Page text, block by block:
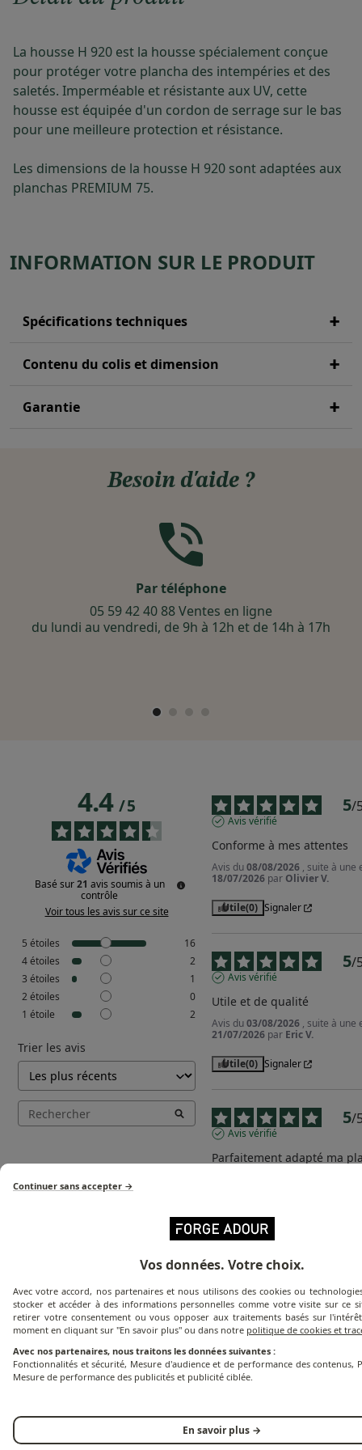
La housse H 920 est la housse spécialement conçue
pour protéger votre plancha des intempéries et des
saletés. Imperméable et résistante aux UV, cette
housse est équipée d'un cordon de serrage sur le bas
pour une meilleure protection et résistance.
Les dimensions de la housse H 920 sont adaptées aux
planchas PREMIUM 75.
INFORMATION SUR LE PRODUIT
Spécifications techniques
Contenu du colis et dimension
Garantie
Besoin d'aide ?
Par téléphone
05 59 42 40 88 Ventes en ligne
du lundi au vendredi, de 9h à 12h et de 14h à 17h
4.4/5
Basé sur21 avis soumis à un
contrôle
Voir tous les avis sur ce site
5 étoiles
16
4étoiles
2
3 étoiles
1
2 étoiles
0
1 étoile 2
Trier les avis
5/
Avis vérifié
Conforme à mes attentes
Avis du08/08/2026 , suite à une
18/07/2026 par Olivier V.
Utile(0) Signaler
5/
Avis vérifié
Utile et de qualité
Avis du03/08/2026 , suite à une
21/07/2026 par Eric V.
Utile(0) Signaler
5/
Avis vérifié
Parfaitement adapté ma
21/06/2026par
Réponse de
www.forgeadour.com
Bonjour,
Merci beaucoup
retour, nous
que votre
positive.
travail artisanal et
Bien cordialement.
L’équipe forgeadour
Continuer sans accepter →
Vos données. Votre choix.
Avec votre accord, nos partenaires et nous utilisons des cookies ou
stocker et accéder à des informations personnelles comme votre visite sur ce
retirer votre consentement ou vous opposer aux traitements basés sur
moment en cliquant sur "En savoir plus" ou dans notre politique de cookies et
Avec nos partenaires, nous traitons les données suivantes :
Fonctionnalités et sécurité, Mesure d'audience et de performance des contenus,
Mesure de performance des publicités et publicité ciblée.
En savoir plus →